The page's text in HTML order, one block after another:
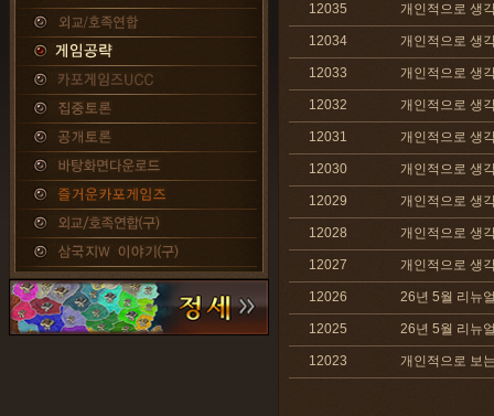
12035 개인적으로 생
12034 개인적으로 생
12033 개인적으로 생
12032 개인적으로 생
12031 개인적으로 생
12030 개인적으로 생
12029 개인적으로 생
12028 개인적으로 생
12027 개인적으로 생
12026 26년 5월 리뉴
12025 26년 5월 리뉴
12023 개인적으로 보